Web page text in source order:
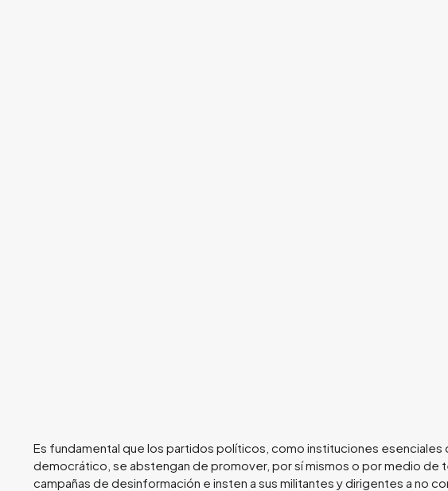
Es fundamental que los partidos políticos, como instituciones esenciales
democrático, se abstengan de promover, por sí mismos o por medio de
campañas de desinformación e insten a sus militantes y dirigentes a no